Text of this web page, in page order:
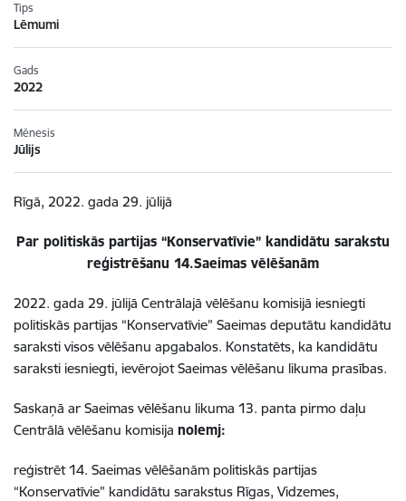
Tips
Lēmumi
Gads
2022
Mēnesis
Jūlijs
Rīgā, 2022. gada 29. jūlijā
Par politiskās partijas “Konservatīvie” kandidātu sarakstu
reģistrēšanu 14.Saeimas vēlēšanām
2022. gada 29. jūlijā Centrālajā vēlēšanu komisijā iesniegti
politiskās partijas “Konservatīvie” Saeimas deputātu kandidātu
saraksti visos vēlēšanu apgabalos. Konstatēts, ka kandidātu
saraksti iesniegti, ievērojot Saeimas vēlēšanu likuma prasības.
Saskaņā ar Saeimas vēlēšanu likuma 13. panta pirmo daļu
Centrālā vēlēšanu komisija nolemj:
reģistrēt 14. Saeimas vēlēšanām politiskās partijas
“Konservatīvie” kandidātu sarakstus Rīgas, Vidzemes,